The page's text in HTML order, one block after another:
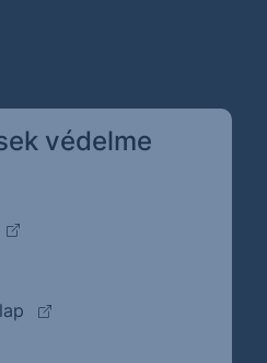
védelme
(külső oldalra ugrik)
ugrik)
(külső oldalra ugrik)